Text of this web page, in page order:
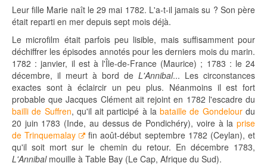
Leur fille Marie naît le 29 mai 1782. L'a-t-il jamais su ? Son père
était reparti en mer depuis sept mois déjà.
Le microfilm était parfois peu lisible, mais suffisamment pour
déchiffrer les épisodes annotés pour les derniers mois du marin.
1782 : janvier, il est à l'Île-de-France (Maurice) ; 1783 : le 24
décembre, il meurt à bord de L'Annibal... Les circonstances
exactes sont à éclaircir un peu plus. Néanmoins il est fort
probable que Jacques Clément ait rejoint en 1782 l'escadre du
bailli de Suffren, qu'il ait participé à labataille de Gondelourdu
20 juin 1783 (Inde, au dessus de Pondichéry), voire à la prise
de Trinquemalay
fin août-début septembre 1782 (Ceylan), et
qu'il soit mort sur le chemin du retour. En décembre 1783,
L'Annibalmouille à Table Bay (Le Cap, Afrique du Sud).